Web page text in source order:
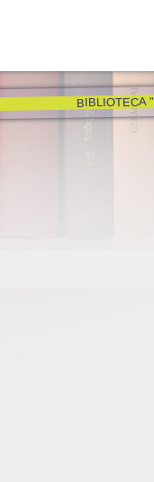
BIBLIOTECA